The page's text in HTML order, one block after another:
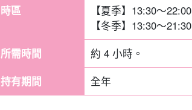
時區
【夏季】13:30〜22:00
【冬季】13:30〜21:30
所需時間
約 4 小時。
持有期間
全年